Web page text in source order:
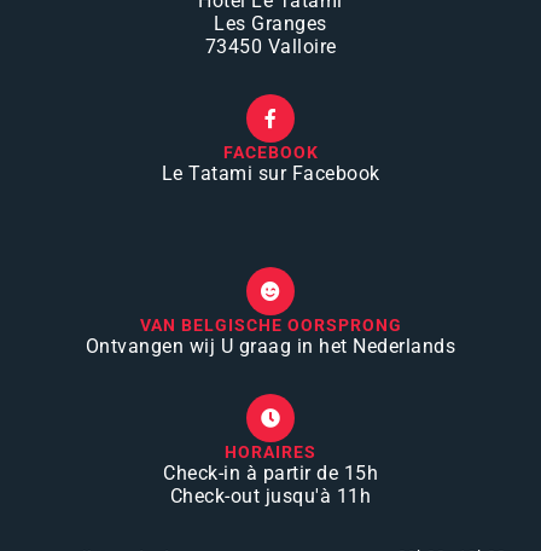
Les Granges
73450 Valloire
FACEBOOK
Le Tatami sur Facebook
VAN BELGISCHE OORSPRONG
Ontvangen wij U graag in het Nederlands
HORAIRES
Check-in à partir de 15h
Check-out jusqu'à 11h